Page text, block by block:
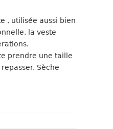
, utilisée aussi bien
la veste
prendre une taille
Sèche